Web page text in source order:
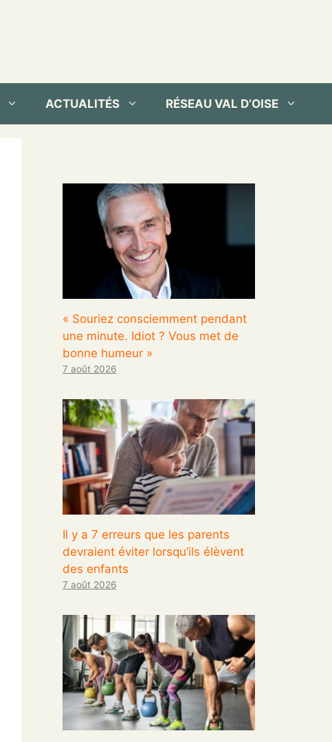
ACTUALITÉS RÉSEAU VAL D’OISE
« Souriez consciemment pendant
une minute. Idiot ? Vous met de
bonne humeur »
7 août 2026
Il y a 7 erreurs que les parents
devraient éviter lorsqu’ils élèvent
des enfants
7 août 2026